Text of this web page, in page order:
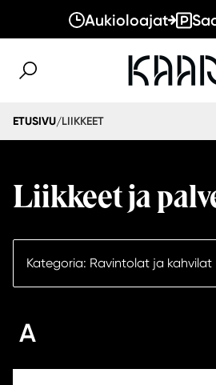
Aukioloajat
ETUSIVU/LIIKKEET
Liikkeet ja
Kategoria: Ravintolat ja kahvilat
A